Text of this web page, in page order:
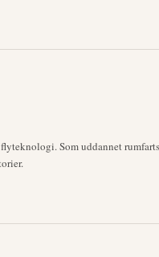
Som uddannet